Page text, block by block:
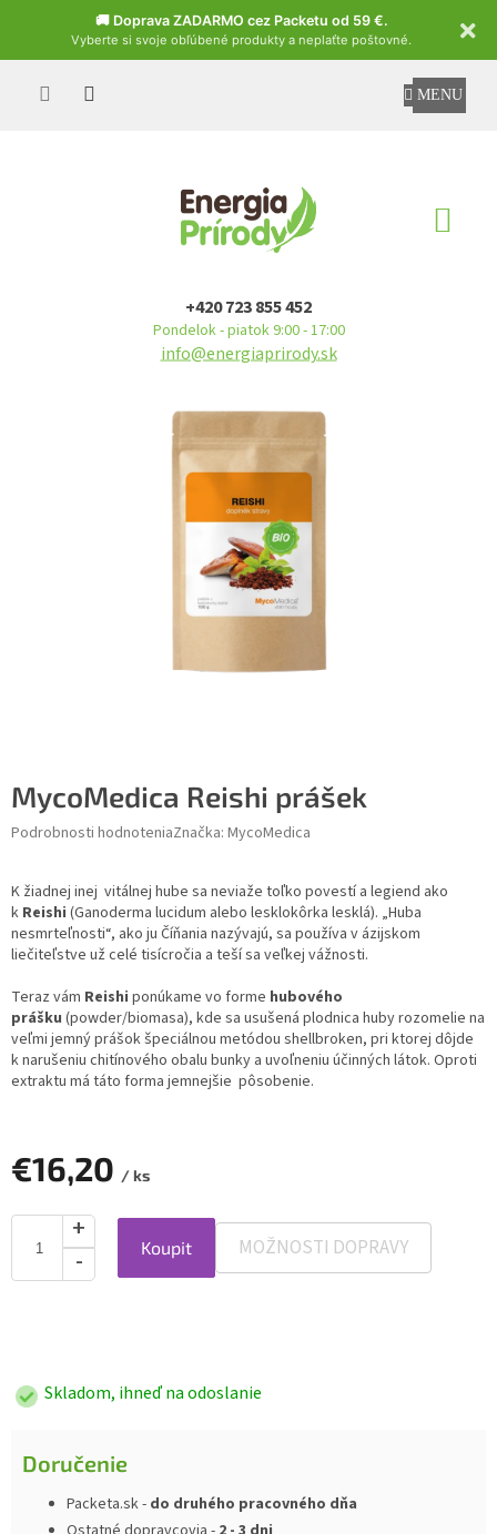
🚚 Doprava ZADARMO cez Packetu od 59 €.
Vyberte si svoje obľúbené produkty a neplaťte poštovné.
Czech
+420 723 855 452
Pondelok - piatok 9:00 - 17:00
info@energiaprirody.sk
MycoMedica Reishi prášek
Podrobnosti hodnoteniaZnačka: MycoMedica
K žiadnej inej vitálnej hube sa neviaže toľko povestí a legiend ako
k Reishi (Ganoderma lucidum alebo lesklokôrka lesklá). „Huba
nesmrteľnosti“, ako ju Číňania nazývajú, sa používa v ázijskom
liečiteľstve už celé tisícročia a teší sa veľkej vážnosti.
Teraz vám Reishi ponúkame vo forme hubového
prášku (powder/biomasa), kde sa usušená plodnica huby rozomelie na
veľmi jemný prášok špeciálnou metódou shellbroken, pri ktorej dôjde
k narušeniu chitínového obalu bunky a uvoľneniu účinných látok. Oproti
extraktu má táto forma jemnejšie pôsobenie.
€16,20 / ks
Koupit MOŽNOSTI DOPRAVY
Skladom, ihneď na odoslanie
Doručenie
Packeta.sk - do druhého pracovného dňa